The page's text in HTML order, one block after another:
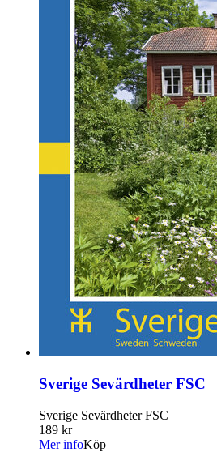
Sverige Sevärdheter FSC
Sverige Sevärdheter FSC
189 kr
Mer infoKöp